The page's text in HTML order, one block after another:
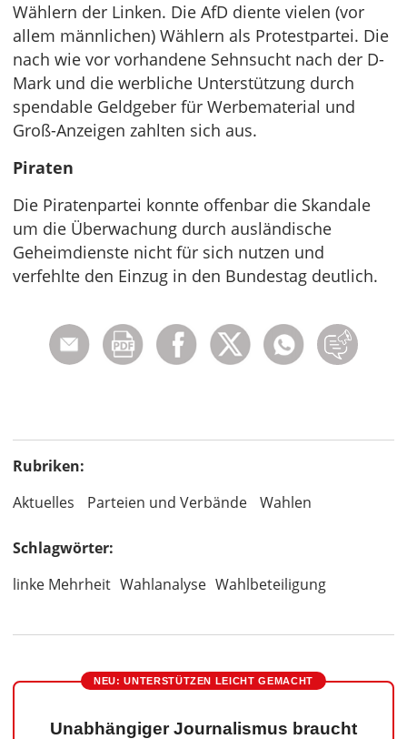
Wählern der Linken. Die AfD diente vielen (vor
allem männlichen) Wählern als Protestpartei. Die
nach wie vor vorhandene Sehnsucht nach der D-
Mark und die werbliche Unterstützung durch
spendable Geldgeber für Werbematerial und
Groß-Anzeigen zahlten sich aus.
Piraten
Die Piratenpartei konnte offenbar die Skandale
um die Überwachung durch ausländische
Geheimdienste nicht für sich nutzen und
verfehlte den Einzug in den Bundestag deutlich.
Rubriken:
Aktuelles
Parteien und Verbände Wahlen
Schlagwörter:
linke Mehrheit Wahlanalyse Wahlbeteiligung
NEU: UNTERSTÜTZEN LEICHT GEMACHT
Unabhängiger Journalismus braucht